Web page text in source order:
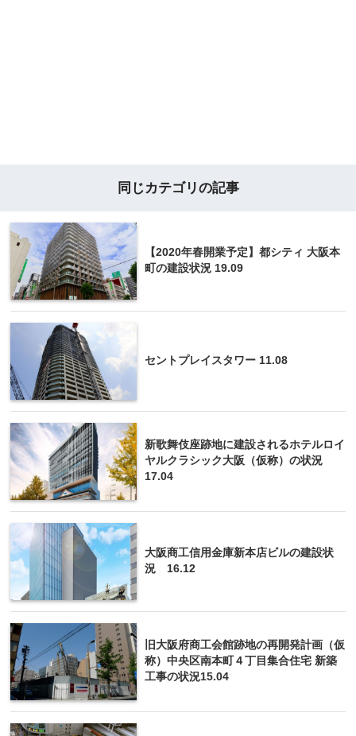
同じカテゴリの記事
【2020年春開業予定】都シティ 大阪本
町の建設状況 19.09
セントプレイスタワー 11.08
新歌舞伎座跡地に建設されるホテルロイ
ヤルクラシック大阪（仮称）の状況
17.04
大阪商工信用金庫新本店ビルの建設状
況 16.12
旧大阪府商工会館跡地の再開発計画（仮
称）中央区南本町４丁目集合住宅 新築
工事の状況15.04